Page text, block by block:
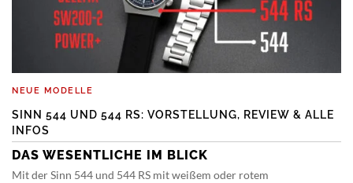
NEUE MODELLE
SINN 544 UND 544 RS: VORSTELLUNG, REVIEW & ALLE
INFOS
DAS WESENTLICHE IM BLICK
Mit der Sinn 544 und 544 RS mit weißem oder rotem